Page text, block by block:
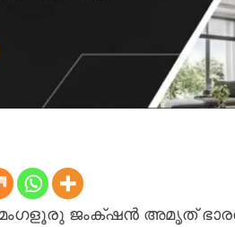
മംഗളൂരു ജംക്‌ഷൻ അമൃത്